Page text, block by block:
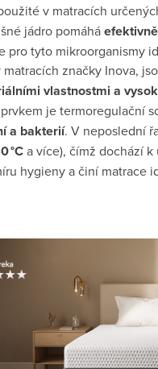
v matracích
jádro pomáhá
pro tyto mikroorganismy
značky Inova,
vlastnostmi a
je termoregulační
a bakterií. V neposlední
°Ca více), čímž dochází k
hygieny a činí matrace